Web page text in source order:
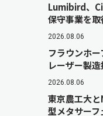
Lumibird、
保守事業を取
2026.08.06
フラウンホ
レーザー製
2026.08.06
東京農工大
型メタサー